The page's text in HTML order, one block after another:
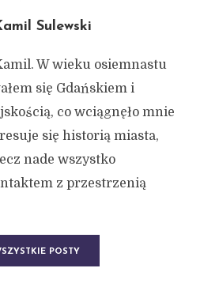
Sulewski
W wieku osiemnastu
się Gdańskiem i
co wciągnęło mnie
się historią miasta,
nade wszystko
z przestrzenią
POSTY